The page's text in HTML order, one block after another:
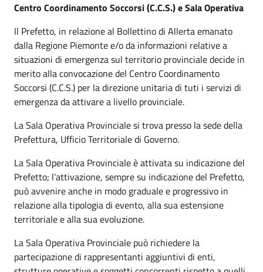
Centro Coordinamento Soccorsi (C.C.S.) e Sala Operativa
Il Prefetto, in relazione al Bollettino di Allerta emanato
dalla Regione Piemonte e/o da informazioni relative a
situazioni di emergenza sul territorio provinciale decide in
merito alla convocazione del Centro Coordinamento
Soccorsi (C.C.S.) per la direzione unitaria di tuti i servizi di
emergenza da attivare a livello provinciale.
La Sala Operativa Provinciale si trova presso la sede della
Prefettura, Ufficio Territoriale di Governo.
La Sala Operativa Provinciale è attivata su indicazione del
Prefetto; l’attivazione, sempre su indicazione del Prefetto,
può avvenire anche in modo graduale e progressivo in
relazione alla tipologia di evento, alla sua estensione
territoriale e alla sua evoluzione.
La Sala Operativa Provinciale può richiedere la
partecipazione di rappresentanti aggiuntivi di enti,